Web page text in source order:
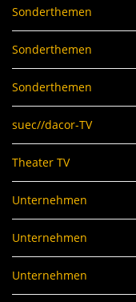
Sonderthemen
Sonderthemen
Sonderthemen
suec//dacor-TV
Theater TV
Unternehmen
Unternehmen
Unternehmen